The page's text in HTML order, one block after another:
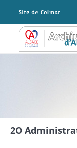
Archives Alsace -